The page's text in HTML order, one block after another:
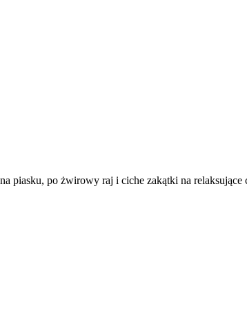
piasku, po żwirowy raj i ciche zakątki na relaksujące